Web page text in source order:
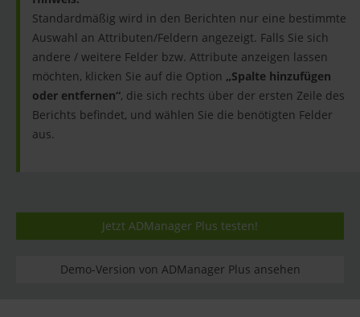
Standardmäßig wird in den Berichten nur eine bestimmte
Auswahl an Attributen/Feldern angezeigt. Falls Sie sich
andere / weitere Felder bzw. Attribute anzeigen lassen
möchten, klicken Sie auf die Option „Spalte hinzufügen
oder entfernen“, die sich rechts über der ersten Zeile des
Berichts befindet, und wählen Sie die benötigten Felder
aus.
Jetzt ADManager Plus testen!
Demo-Version von ADManager Plus ansehen